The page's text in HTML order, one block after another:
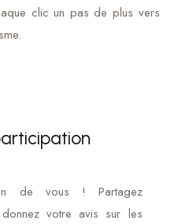
clic un pas de plus vers
de vous ! Partagez
donnez votre avis sur les